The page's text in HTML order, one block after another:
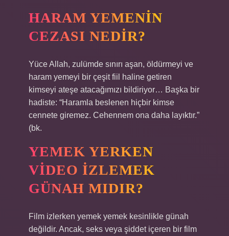
HARAM YEMENIN
CEZASI NEDIR?
Yüce Allah, zulümde sınırı aşan, öldürmeyi ve
haram yemeyi bir çeşit fiil haline getiren
kimseyi ateşe atacağımızı bildiriyor… Başka bir
hadiste: “Haramla beslenen hiçbir kimse
cennete giremez. Cehennem ona daha layıktır.”
(bk.
YEMEK YERKEN
VIDEO IZLEMEK
GÜNAH MIDIR?
Film izlerken yemek yemek kesinlikle günah
değildir. Ancak, seks veya şiddet içeren bir film